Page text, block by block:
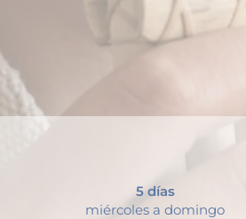
5 días
miércoles a domingo